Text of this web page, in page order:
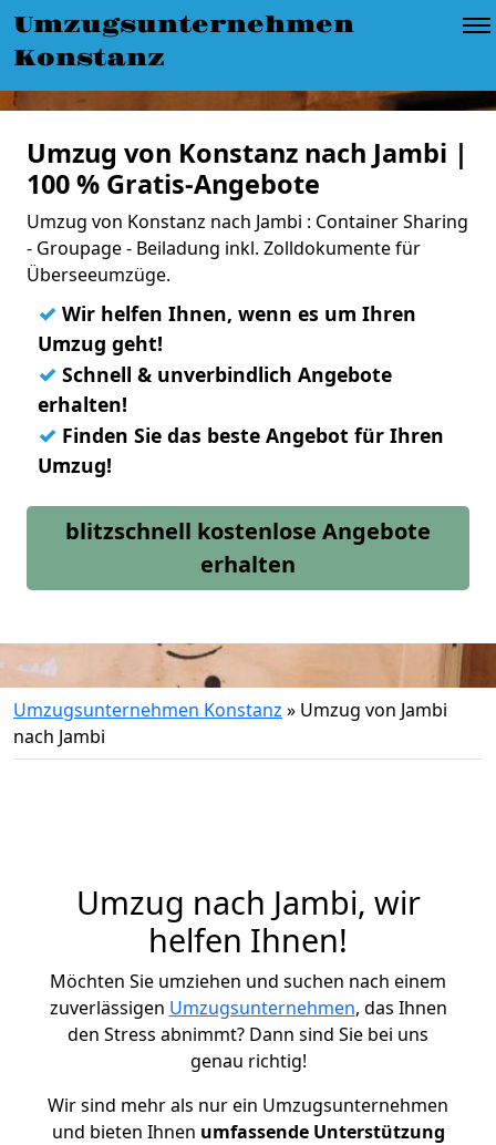
Umzugsunternehmen
Konstanz
Umzug von Konstanz nach Jambi |
100 % Gratis-Angebote
Umzug von Konstanz nach Jambi : Container Sharing
- Groupage - Beiladung inkl. Zolldokumente für
Überseeumzüge.
✓ Wir helfen Ihnen, wenn es um Ihren
Umzug geht!
✓ Schnell & unverbindlich Angebote
erhalten!
✓ Finden Sie das beste Angebot für Ihren
Umzug!
blitzschnell kostenlose Angebote
erhalten
Umzugsunternehmen Konstanz » Umzug von Jambi
nach Jambi
Umzug nach Jambi, wir
helfen Ihnen!
Möchten Sie umziehen und suchen nach einem
zuverlässigen Umzugsunternehmen, das Ihnen
den Stress abnimmt? Dann sind Sie bei uns
genau richtig!
Wir sind mehr als nur ein Umzugsunternehmen
und bieten Ihnen umfassende Unterstützung